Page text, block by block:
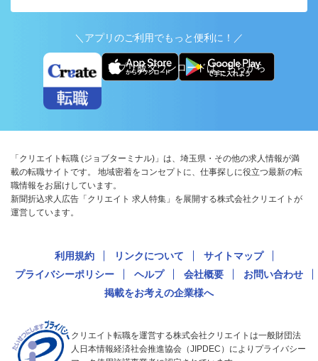
＼アプリのご利用でもっと便利に！／
アプリ版ダウンロードはこちらから
「クリエイト転職 (ジョブターミナル)」は、埼玉県・その他の求人情報が満
載の転職サイトです。 地域密着をコンセプトに、仕事探しに役立つ最新の転
職情報をお届けしています。
新聞折込求人広告「クリエイト 求人特集」を展開する株式会社クリエイトが
運営しています。
利用規約 リンクについて
サイトマップ
プライバシーポリシー
ヘルプ 会社概要
お問い合わせ
掲載をお考えの企業様へ
クリエイト転職を運営する株式会社クリエイトは一般財団法
人日本情報経済社会推進協会（JIPDEC）によりプライバシー